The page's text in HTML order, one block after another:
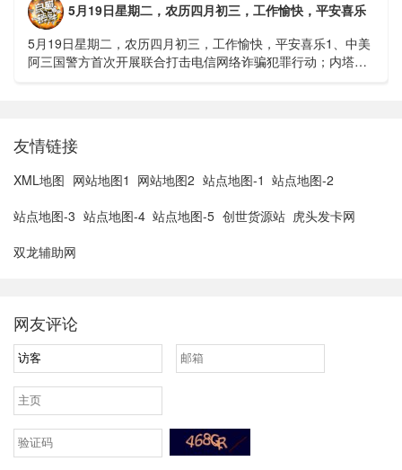
5月19日星期二，农历四月初三，工作愉快，平安喜乐
5月19日星期二，农历四月初三，工作愉快，平安喜乐1、中美
阿三国警方首次开展联合打击电信网络诈骗犯罪行动；内塔尼
友情链接
XML地图 网站地图1 网站地图2 站点地图-1 站点地图-2
站点地图-3 站点地图-4 站点地图-5 创世货源站 虎头发卡网
双龙辅助网
网友评论